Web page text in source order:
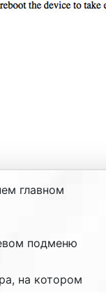
главном
подменю
на котором